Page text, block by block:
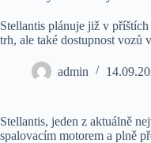
Stellantis plánuje již v
trh, ale také dostupnost vozů
admin
Stellantis, jeden z aktuálně
spalovacím motorem a plně